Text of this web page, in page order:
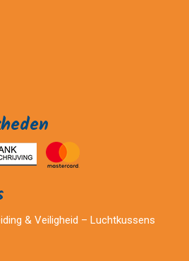
& Veiligheid – Luchtkussens